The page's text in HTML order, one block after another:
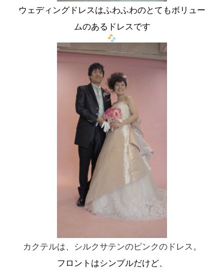
ウェディングドレスはふわふわのとてもボリュー
ムのあるドレスです
カクテルは、シルクサテンのピンクのドレス。
フロントはシンプルだけど、